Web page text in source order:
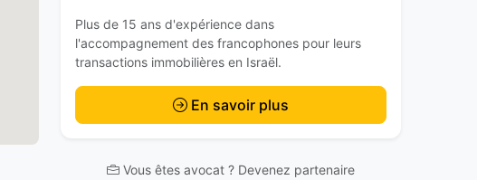
Plus de 15 ans d'expérience dans
l'accompagnement des francophones pour leurs
transactions immobilières en Israël.
En savoir plus
Vous êtes avocat ? Devenez partenaire